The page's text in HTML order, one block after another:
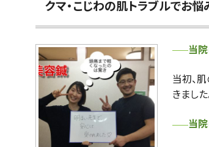
クマ・こじわの肌トラブルでお
当院
当初、
きました
当院